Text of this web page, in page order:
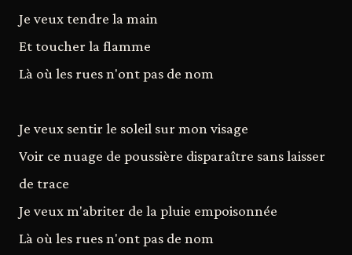
Je veux tendre la main
Et toucher la flamme
Là où les rues n'ont pas de nom
Je veux sentir le soleil sur mon visage
Voir ce nuage de poussière disparaître sans laisser
de trace
Je veux m'abriter de la pluie empoisonnée
Là où les rues n'ont pas de nom